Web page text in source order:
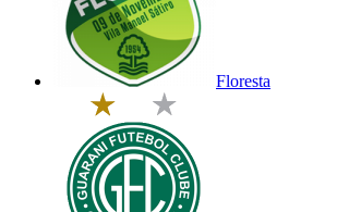
Floresta